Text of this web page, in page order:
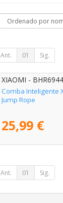
Ant. 01 Sig.
XIAOMI -
Comba Inteligente
Jump Rope
25,99 €
Ant. 01 Sig.